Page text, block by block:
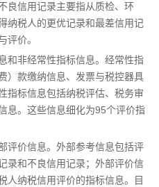
良信用记录主要指从质检、环
纳税人的更优记录和最差信用记
评价。
和非经常性指标信息。经常性指
）款缴纳信息、发票与税控器具
指标信息包括纳税评估、税务审
息。这些信息细化为95个评价指
评价信息。外部参考信息包括评
录和不良信用记录；外部评价信
人纳税信用评价的指标信息。目